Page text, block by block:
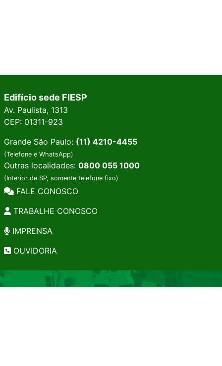
Edifício sede FIESP
Av. Paulista, 1313
CEP: 01311-923
Grande São Paulo: (11) 4210-4455
(Telefone e WhatsApp)
Outras localidades: 0800 055 1000
(Interior de SP, somente telefone fixo)
FALE CONOSCO
TRABALHE CONOSCO
IMPRENSA
OUVIDORIA
INSTITUCIONAL